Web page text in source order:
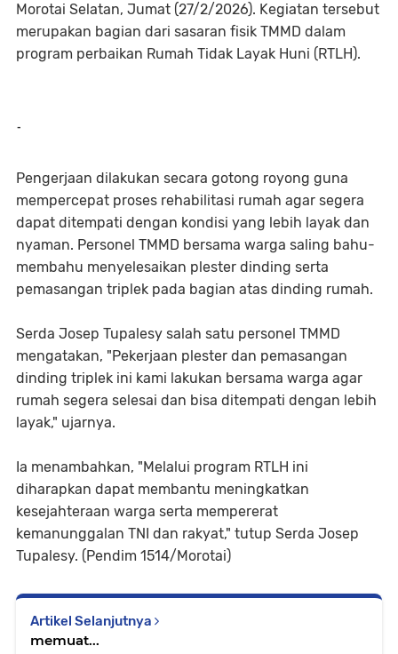
Morotai Selatan, Jumat (27/2/2026). Kegiatan tersebut
merupakan bagian dari sasaran fisik TMMD dalam
program perbaikan Rumah Tidak Layak Huni (RTLH).
-
Pengerjaan dilakukan secara gotong royong guna
mempercepat proses rehabilitasi rumah agar segera
dapat ditempati dengan kondisi yang lebih layak dan
nyaman. Personel TMMD bersama warga saling bahu-
membahu menyelesaikan plester dinding serta
pemasangan triplek pada bagian atas dinding rumah.
Serda Josep Tupalesy salah satu personel TMMD
mengatakan, "Pekerjaan plester dan pemasangan
dinding triplek ini kami lakukan bersama warga agar
rumah segera selesai dan bisa ditempati dengan lebih
layak," ujarnya.
Ia menambahkan, "Melalui program RTLH ini
diharapkan dapat membantu meningkatkan
kesejahteraan warga serta mempererat
kemanunggalan TNI dan rakyat," tutup Serda Josep
Tupalesy. (Pendim 1514/Morotai)
Artikel Selanjutnya
memuat...